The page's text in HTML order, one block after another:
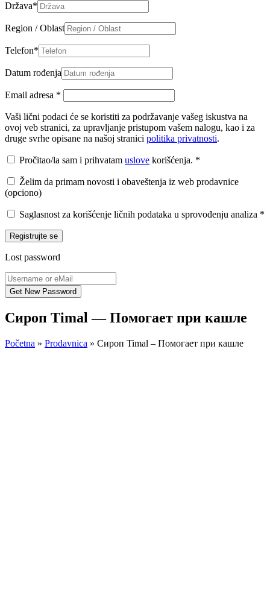
Država*
Region / Oblast
Telefon*
Datum rođenja
Email adresa *
Vaši lični podaci će se koristiti za podržavanje vašeg iskustva na
ovoj veb stranici, za upravljanje pristupom vašem nalogu, kao i za
druge svrhe opisane na našoj stranici politika privatnosti.
Pročitao/la sam i prihvatam uslove korišćenja. *
Želim da primam novosti i obaveštenja iz web prodavnice
(opciono)
Saglasnost za korišćenje ličnih podataka u sprovođenju analiza *
Registrujte se
Lost password
Сироп Timal — Помогает при кашле
Početna » Prodavnica » Сироп Timal – Помогает при кашле